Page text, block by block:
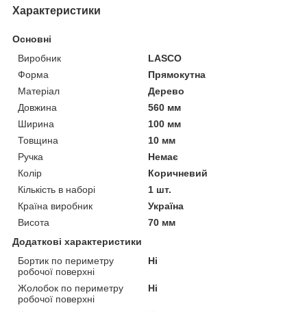
Характеристики
Основні
Виробник
LASCO
Форма
Прямокутна
Матеріал
Дерево
Довжина
560 мм
Ширина
100 мм
Товщина
10 мм
Ручка
Немає
Колір
Коричневий
Кількість в наборі
1 шт.
Країна виробник
Україна
Висота
70 мм
Додаткові характеристики
Бортик по периметру
робочої поверхні
Ні
Жолобок по периметру
робочої поверхні
Ні